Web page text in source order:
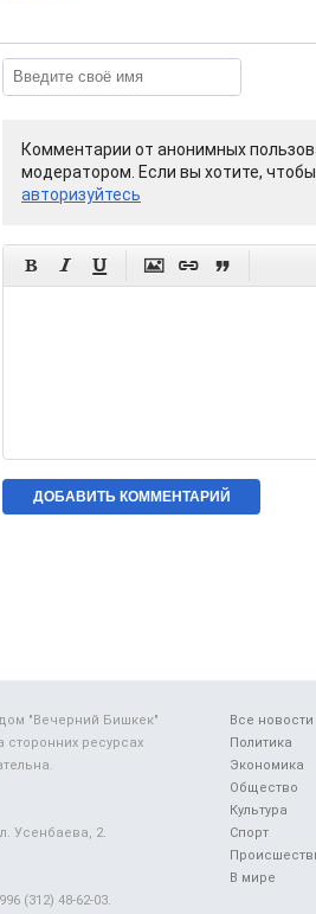
Комментарии от анонимных
модератором. Если вы хотите,
авторизуйтесь
     
Все новости
Политика
Экономика
Общество
Культура
Спорт
В мире
"Вечерний Бишкек"
ресурсах
Усенбаева, 2.
(312) 48-62-03.